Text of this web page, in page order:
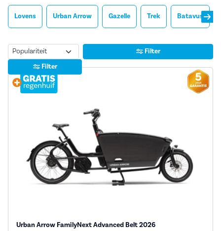
Lovens Urban Arrow Gazelle Trek Batavus
Sorteren
Filter
Filter
Urban Arrow FamilyNext Advanced Belt 2026